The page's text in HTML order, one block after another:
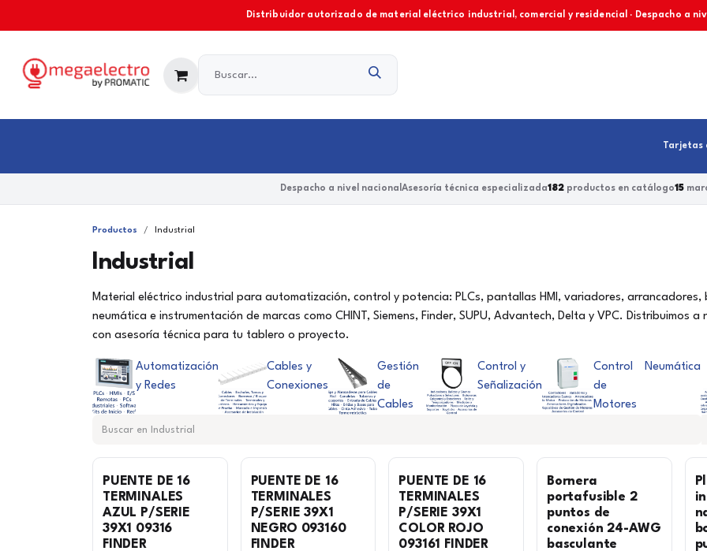
Distribuidor autorizado de material eléctrico industrial, comercial y residencial · Despacho a
Tarjetas
Despacho a nivel nacional Asesoría técnica especializada182productos en catálogo15
Productos Industrial
Industrial
Material eléctrico industrial para automatización, control y potencia: PLCs, pantallas HMI, variadores,
neumática e instrumentación de marcas como CHINT, Siemens, Finder, SUPU, Advantech, Delta y VPC. Distribuimos
con asesoría técnica para tu tablero o proyecto.
Automatización
y Redes
Cables y
Conexiones
Gestión
de
Cables
Control y
Señalización
Control
de
Motores
Neumática
PUENTE DE 16
TERMINALES
AZUL P/SERIE
39X1 09316
FINDER
PUENTE DE 16
TERMINALES
P/SERIE 39X1
NEGRO 093160
FINDER
PUENTE DE 16
TERMINALES
P/SERIE 39X1
COLOR ROJO
093161 FINDER
Bornera
portafusible 2
puntos de
conexión 24-AWG
basculante